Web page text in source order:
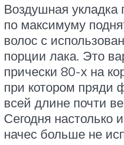
Воздушная укладка
по максимуму
волос с
порции лака. Это
прически 80-х на
при котором пряди
всей длине почти
Сегодня настолько
начес больше не